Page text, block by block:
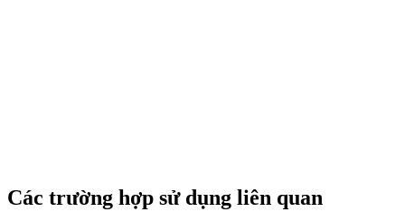
Các trường hợp sử dụng liên quan